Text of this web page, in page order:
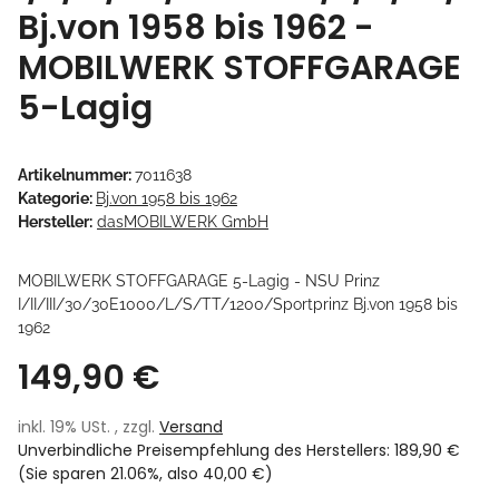
Bj.von 1958 bis 1962 -
MOBILWERK STOFFGARAGE
5-Lagig
Artikelnummer:7011638
Kategorie: Bj.von 1958 bis 1962
Hersteller: dasMOBILWERK GmbH
MOBILWERK STOFFGARAGE 5-Lagig - NSU Prinz
I/II/III/30/30E1000/L/S/TT/1200/Sportprinz Bj.von 1958 bis
1962
149,90 €
inkl. 19% USt. , zzgl. Versand
Unverbindliche Preisempfehlung des Herstellers: 189,90 €
(Sie sparen 21.06%, also 40,00 €)